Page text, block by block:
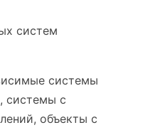
систем
системы
системы с
объекты с